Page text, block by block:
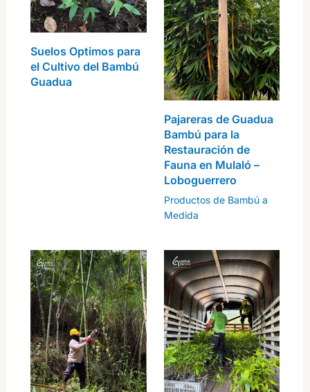
Suelos Optimos para
el Cultivo del Bambú
Guadua
Pajareras de Guadua
Bambú para la
Restauración de
Fauna en Mulaló –
Loboguerrero
Productos de Bambú a
Medida